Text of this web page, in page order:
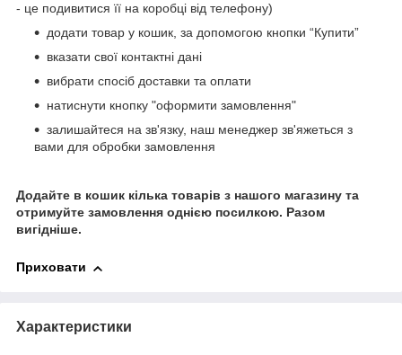
- це подивитися її на коробці від телефону)
додати товар у кошик, за допомогою кнопки “Купити”
вказати свої контактні дані
вибрати спосіб доставки та оплати
натиснути кнопку "оформити замовлення"
залишайтеся на зв'язку, наш менеджер зв'яжеться з
вами для обробки замовлення
Додайте в кошик кілька товарів з нашого магазину та
отримуйте замовлення однією посилкою. Разом
вигідніше.
Приховати
Характеристики